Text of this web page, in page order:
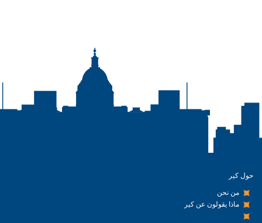
حول كير
من نحن
ماذا يقولون عن كير